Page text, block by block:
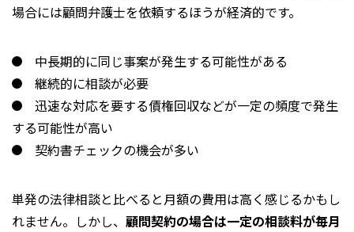
場合には顧問弁護士を依頼するほうが経済的です。
中長期的に同じ事案が発生する可能性がある
継続的に相談が必要
迅速な対応を要する債権回収などが一定の頻度で発生
する可能性が高い
契約書チェックの機会が多い
単発の法律相談と比べると月額の費用は高く感じるかもし
れません。しかし、 顧問契約の場合は一定の相談料が毎月